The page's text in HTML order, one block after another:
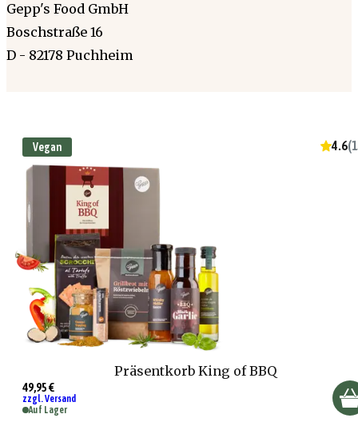
Gepp's Food GmbH
Boschstraße 16
D - 82178 Puchheim
Vegan 4.6(
Präsentkorb King of BBQ
49,95 €
zzgl. Versand
Auf Lager